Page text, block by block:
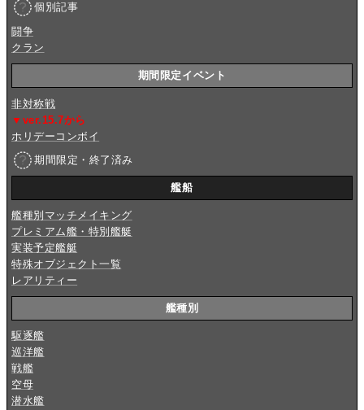
個別記事
闘争
クラン
期間限定イベント
非対称戦
▼ver.15.7から
ホリデーコンボイ
期間限定・終了済み
艦船
艦種別マッチメイキング
プレミアム艦・特別艦艇
実装予定艦艇
特殊オブジェクト一覧
レアリティー
艦種別
駆逐艦
巡洋艦
戦艦
空母
潜水艦